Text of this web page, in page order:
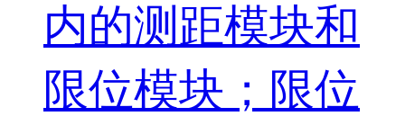
内的测距模块和
限位模块；限位